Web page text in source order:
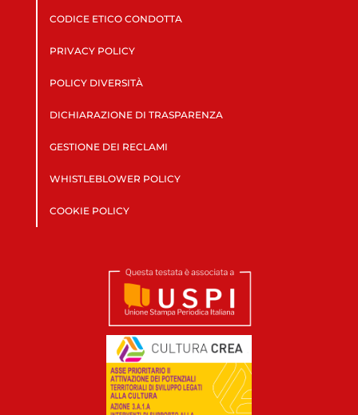
CODICE ETICO CONDOTTA
PRIVACY POLICY
POLICY DIVERSITÀ
DICHIARAZIONE DI TRASPARENZA
GESTIONE DEI RECLAMI
WHISTLEBLOWER POLICY
COOKIE POLICY